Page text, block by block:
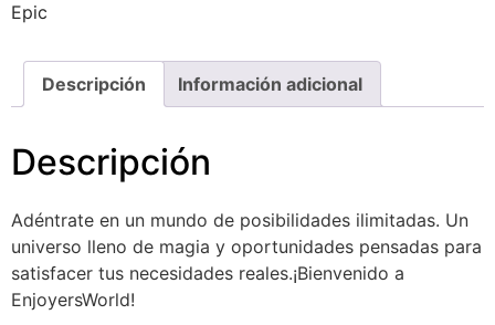
Epic
Descripción Información adicional
Descripción
Adéntrate en un mundo de posibilidades ilimitadas. Un
universo lleno de magia y oportunidades pensadas para
satisfacer tus necesidades reales.¡Bienvenido a
EnjoyersWorld!